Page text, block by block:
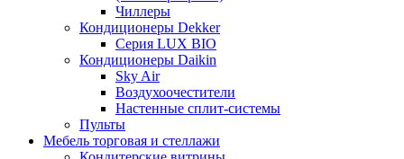
Чиллеры
Кондиционеры Dekker
Серия LUX BIO
Кондиционеры Daikin
Sky Air
Воздухоочестители
Настенные сплит-системы
Пульты
Мебель торговая и стеллажи